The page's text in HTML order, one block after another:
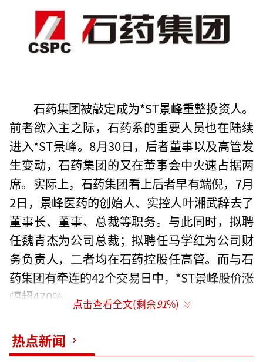
石药集团被敲定成为*ST景峰重整投资人。
前者欲入主之际，石药系的重要人员也在陆续
进入*ST景峰。8月30日，后者董事以及高管发
生变动，石药集团的又在董事会中火速占据两
席。实际上，石药集团看上后者早有端倪，7月
2日，景峰医药的创始人、实控人叶湘武辞去了
董事长、董事、总裁等职务。与此同时，拟聘
任魏青杰为公司总裁；拟聘任马学红为公司财
务负责人，二者均在石药控股任高管。而与石
药集团有牵连的42个交易日中，*ST景峰股价涨
幅超470%。
人员成为董事会成员。
点击查看全文(剩余91%)
热点新闻